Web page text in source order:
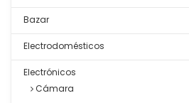
Bazar
Electrodomésticos
Electrónicos
Cámara